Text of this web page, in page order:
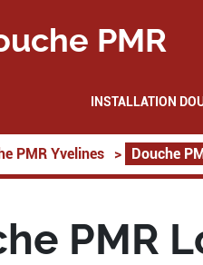
PMR
INSTALLATION
PMR Yvelines > Douche
PMR